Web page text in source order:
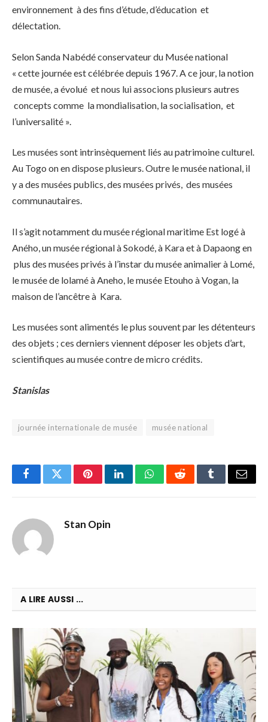
environnement à des fins d’étude, d’éducation et
délectation.
Selon Sanda Nabédé conservateur du Musée national
« cette journée est célébrée depuis 1967. A ce jour, la notion
de musée, a évolué et nous lui associons plusieurs autres
concepts comme la mondialisation, la socialisation, et
l’universalité ».
Les musées sont intrinsèquement liés au patrimoine culturel.
Au Togo on en dispose plusieurs. Outre le musée national, il
y a des musées publics, des musées privés, des musées
communautaires.
Il s’agit notamment du musée régional maritime Est logé à
Aného, un musée régional à Sokodé, à Kara et à Dapaong en
plus des musées privés à l’instar du musée animalier à Lomé,
le musée de lolamé à Aneho, le musée Etouho à Vogan, la
maison de l’ancêtre à Kara.
Les musées sont alimentés le plus souvent par les détenteurs
des objets ; ces derniers viennent déposer les objets d’art,
scientifiques au musée contre de micro crédits.
Stanislas
journée internationale de musée musée national
FacebookTwitterPinterestLinkedInWhatsAppRedditTumblrEmail
Stan Opin
A LIRE AUSSI ...